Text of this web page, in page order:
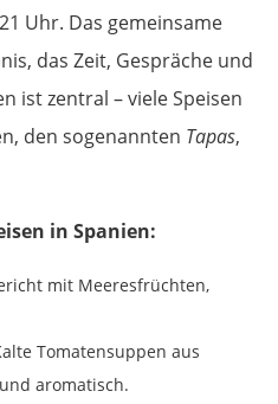
Uhr. Das gemeinsame
das Zeit, Gespräche und
ist zentral – viele Speisen
den sogenannten Tapas,
in Spanien:
mit Meeresfrüchten,
Tomatensuppen aus
aromatisch.